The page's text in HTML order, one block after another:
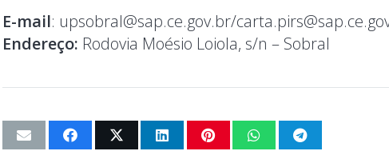
E-mail: upsobral@sap.ce.gov.br/
Endereço: Rodovia Moésio Loiola, s/n – Sobral